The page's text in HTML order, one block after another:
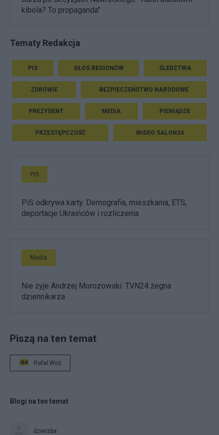
kibola? To propaganda"
Tematy Redakcja
PIS GŁOS REGIONÓW ŚLEDZTWA
ZDROWIE BEZPIECZEŃSTWO NARODOWE
PREZYDENT MEDIA PIENIĄDZE
PRZESTĘPCZOŚĆ WIDEO SALON24
PiS
PiS odkrywa karty. Demografia, mieszkania, ETS,
deportacje Ukraińców i rozliczenia
Media
Nie żyje Andrzej Morozowski. TVN24 żegna
dziennikarza
Piszą na ten temat
Rafał Woś
Blogi na ten temat
dzierzba